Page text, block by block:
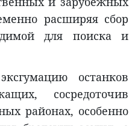
расширяя сбор
для поиска и
останков
сосредоточив
районах, особенно